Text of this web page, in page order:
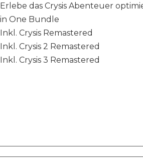
Erlebe das Crysis Abenteuer
in One Bundle
Inkl. Crysis Remastered
Inkl. Crysis 2 Remastered
Inkl. Crysis 3 Remastered